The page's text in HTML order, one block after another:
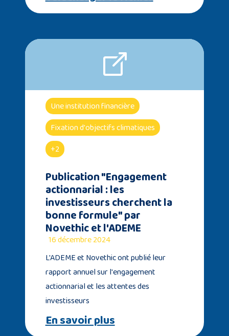
Une institution financière
Fixation d'objectifs climatiques
+2
Publication "Engagement
actionnarial : les
investisseurs cherchent la
bonne formule" par
Novethic et l'ADEME
16 décembre 2024
L'ADEME et Novethic ont publié leur
rapport annuel sur l'engagement
actionnarial et les attentes des
investisseurs
En savoir plus